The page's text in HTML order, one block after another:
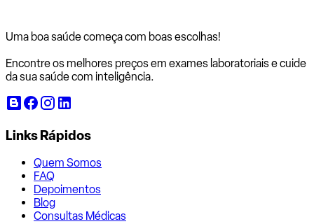
Uma boa saúde começa com boas escolhas!
Encontre os melhores preços em exames laboratoriais e cuide
da sua saúde com inteligência.
Links Rápidos
Quem Somos
FAQ
Depoimentos
Blog
Consultas Médicas